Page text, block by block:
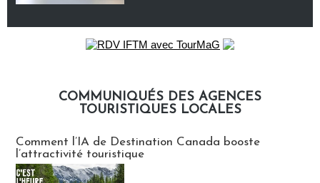
COMMUNIQUÉS DES AGENCES
TOURISTIQUES LOCALES
Comment l’IA de Destination Canada booste
l’attractivité touristique